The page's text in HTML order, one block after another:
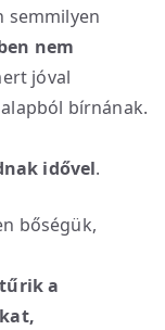
semmilyen
nem
jóval
bírnának.
idővel.
bőségük,
a